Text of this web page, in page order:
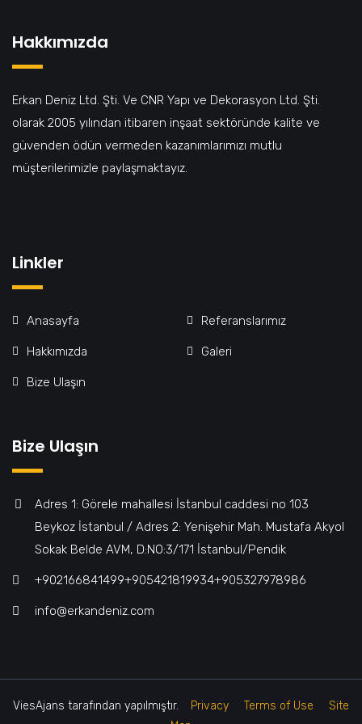
Hakkımızda
Erkan Deniz Ltd. Şti. Ve CNR Yapı ve Dekorasyon Ltd. Şti.
olarak 2005 yılından itibaren inşaat sektöründe kalite ve
güvenden ödün vermeden kazanımlarımızı mutlu
müşterilerimizle paylaşmaktayız.
Linkler
Anasayfa Referanslarımız
Hakkımızda Galeri
Bize Ulaşın
Bize Ulaşın
Adres 1: Görele mahallesi İstanbul caddesi no 103
Beykoz İstanbul / Adres 2: Yenişehir Mah. Mustafa Akyol
Sokak Belde AVM, D:NO:3/171 İstanbul/Pendik
+902166841499‎‎ㅤㅤㅤㅤㅤㅤㅤㅤㅤㅤㅤㅤ+905421819934‎‎ㅤㅤㅤㅤㅤㅤㅤㅤㅤㅤㅤㅤ+905327978986
info@erkandeniz.com
ViesAjans tarafından yapılmıştır. Privacy Terms of Use
Site